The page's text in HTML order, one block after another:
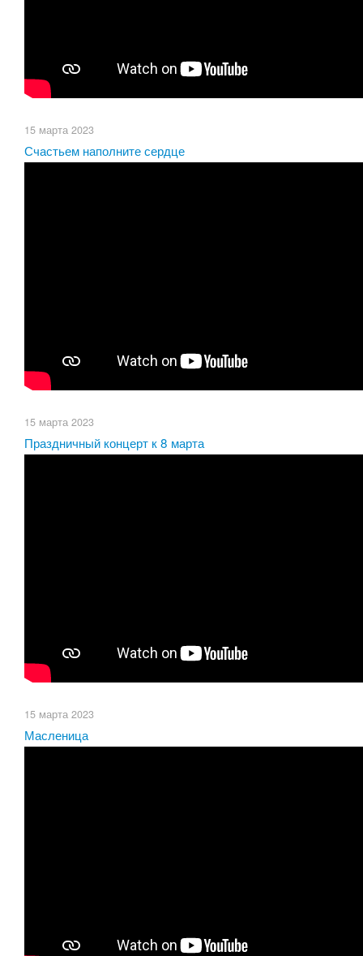
15 марта 2023
Счастьем наполните сердце
15 марта 2023
Праздничный концерт к 8 марта
15 марта 2023
Масленица